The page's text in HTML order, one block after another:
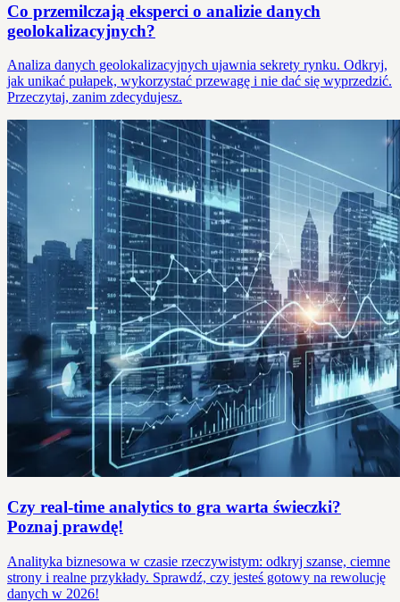
Co przemilczają eksperci o analizie danych
geolokalizacyjnych?
Analiza danych geolokalizacyjnych ujawnia sekrety rynku. Odkryj,
jak unikać pułapek, wykorzystać przewagę i nie dać się wyprzedzić.
Przeczytaj, zanim zdecydujesz.
Czy real-time analytics to gra warta świeczki?
Poznaj prawdę!
Analityka biznesowa w czasie rzeczywistym: odkryj szanse, ciemne
strony i realne przykłady. Sprawdź, czy jesteś gotowy na rewolucję
danych w 2026!